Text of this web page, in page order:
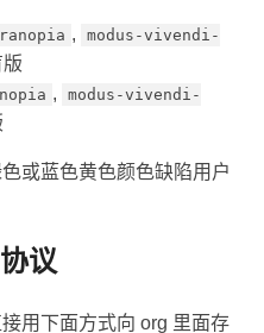
,
modus-vivendi-
,
modus-vivendi-
或蓝色黄色颜色缺陷用户
议
用下面方式向 org 里面存